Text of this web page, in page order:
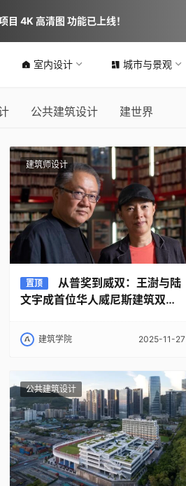
室内设计 城市与景观
公共建筑设计 建世界
建筑师设计
置顶
从普奖到威双：王澍与陆
文宇成首位华人威尼斯建筑双年
建筑学院 2025-11-27
公共建筑设计
目 4K 高清图 功能已上线！